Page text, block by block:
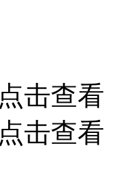
点击查看
点击查看